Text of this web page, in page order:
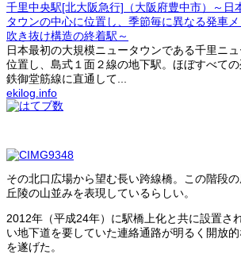
千里中央駅[北大阪急行]（大阪府豊中市）～日
タウンの中心に位置し、季節毎に異なる発車
吹き抜け構造の終着駅～
日本最初の大規模ニュータウンである千里ニ
位置し、島式１面２線の地下駅。ほぼすべて
鉄御堂筋線に直通して...
ekilog.info
その北口広場から望む長い跨線橋。この階段
丘陵の山並みを表現しているらしい。
2012年（平成24年）に駅橋上化と共に設置さ
い地下道を要していた連絡通路が明るく開放
を遂げた。